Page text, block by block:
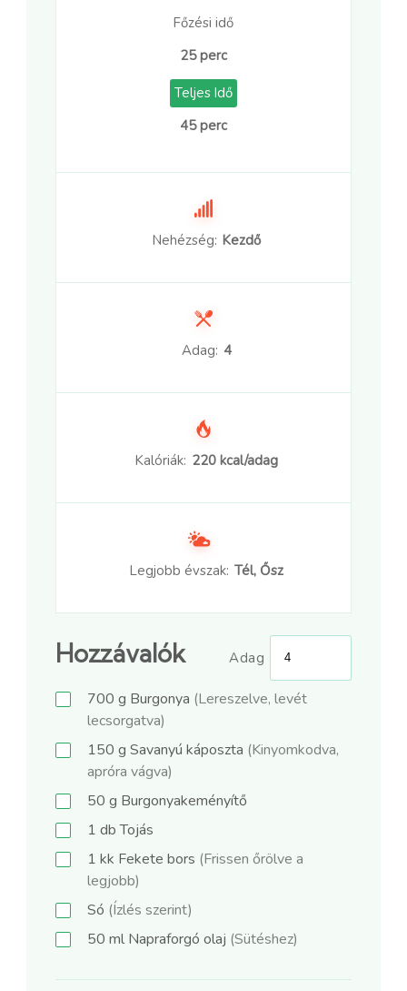
Főzési idő
25 perc
Teljes Idő
45 perc
Nehézség: Kezdő
Adag: 4
Kalóriák: 220 kcal/adag
Legjobb évszak: Tél, Ősz
Hozzávalók Adag
700 g Burgonya (Lereszelve, levét
lecsorgatva)
150 g Savanyú káposzta (Kinyomkodva,
apróra vágva)
50 g Burgonyakeményítő
1 dbTojás
1 kk Fekete bors (Frissen őrölve a
legjobb)
Só (Ízlés szerint)
50 ml Napraforgó olaj (Sütéshez)